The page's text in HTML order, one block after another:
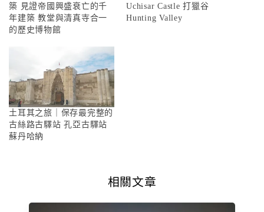
築 見證帝國興盛衰亡的千
年建築 教堂與清真寺合一
的歷史博物館
Uchisar Castle 打獵谷
Hunting Valley
土耳其之旅｜保存最完整的
古絲路古驛站 孔亞古驛站
蘇丹哈納
相關文章